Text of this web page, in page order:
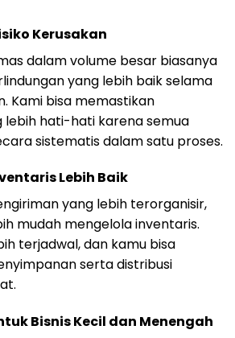
Kerusakan
dalam volume besar biasanya
yang lebih baik selama
Kami bisa memastikan
lebih hati-hati karena semua
sistematis dalam satu proses.
Lebih Baik
yang lebih terorganisir,
mudah mengelola inventaris.
terjadwal, dan kamu bisa
serta distribusi
Bisnis Kecil dan Menengah